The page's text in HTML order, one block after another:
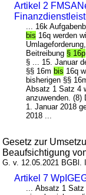
Artikel 2
... 16k
bis 16q werden
Beitreibung § 16p
§ ... 15. Januar
§§ 16m bis 16q
bisherigen §§
Absatz 1 Satz 4
anzuwenden. (8)
1. Januar 2018
2018 ...
Gesetz zur
Beaufsichtigung
G. v. 12.05.2021 BGBl.
Artikel 7
... Absatz 1 Satz